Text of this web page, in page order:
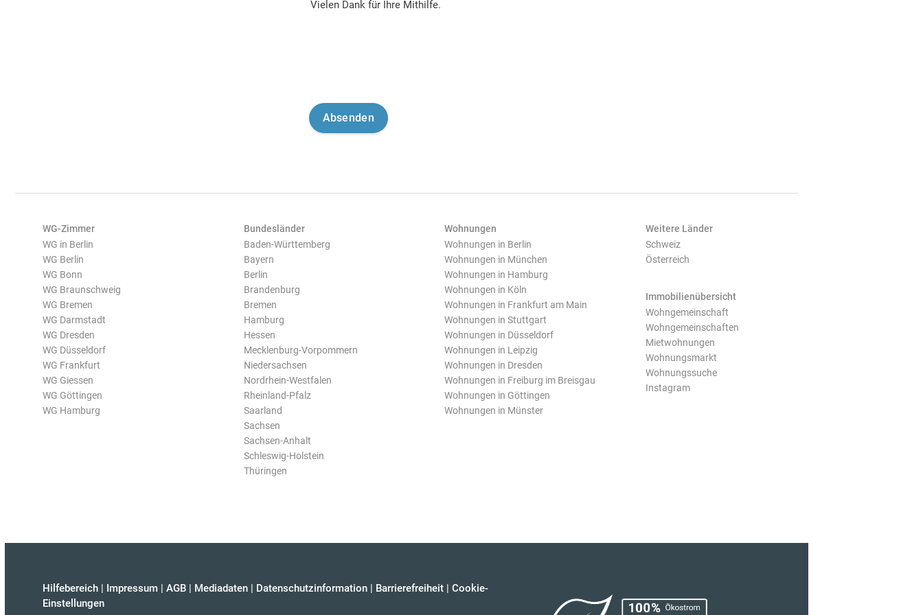
Vielen Dank für Ihre Mithilfe.
WG-Zimmer
WG in Berlin
WG Berlin
WG Bonn
WG Braunschweig
WG Bremen
WG Darmstadt
WG Dresden
WG Düsseldorf
WG Frankfurt
WG Giessen
WG Göttingen
WG Hamburg
Bundesländer
Baden-Württemberg
Bayern
Berlin
Brandenburg
Bremen
Hamburg
Hessen
Mecklenburg-Vorpommern
Niedersachsen
Nordrhein-Westfalen
Rheinland-Pfalz
Saarland
Sachsen
Sachsen-Anhalt
Schleswig-Holstein
Thüringen
Wohnungen
Wohnungen in Berlin
Wohnungen in München
Wohnungen in Hamburg
Wohnungen in Köln
Wohnungen in Frankfurt am Main
Wohnungen in Stuttgart
Wohnungen in Düsseldorf
Wohnungen in Leipzig
Wohnungen in Dresden
Wohnungen in Freiburg im Breisgau
Wohnungen in Göttingen
Wohnungen in Münster
Weitere Länder
Schweiz
Österreich
Immobilienübersicht
Wohngemeinschaft
Wohngemeinschaften
Mietwohnungen
Wohnungsmarkt
Wohnungssuche
Instagram
Hilfebereich | Impressum | AGB | Mediadaten | Datenschutzinformation | Barrierefreiheit | Cookie-
Einstellungen